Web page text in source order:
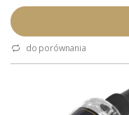
do porównania